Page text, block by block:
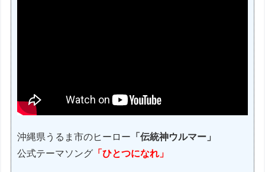
沖縄県うるま市のヒーロー 「伝統神ウルマー」
公式テーマソング 「ひとつになれ」